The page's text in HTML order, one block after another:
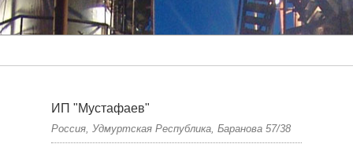
ИП "Мустафаев"
Россия, Удмуртская Республика, Баранова 57/38